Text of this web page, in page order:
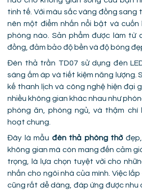
tinh tế. Với màu sắc vàng đồng sang
nên một điểm nhấn nổi bật và
phòng nào. Sản phẩm được làm từ
đồng, đảm bảo độ bền và độ bóng
Đèn thả trần TD07 sử dụng đèn
sáng ấm áp và tiết kiệm năng lượng.
kế thanh lịch và công nghệ hiện đại
nhiều không gian khác nhau như
phòng ăn, phòng ngủ, và thậm chí
hoạt chung.
Đây là mẫu đèn thả phòng thờ
không gian mà còn mang đến cảm
trọng, là lựa chọn tuyệt vời cho
nhấn cho ngôi nhà của mình. Việc
cũng rất dễ dàng, đáp ứng được nhu